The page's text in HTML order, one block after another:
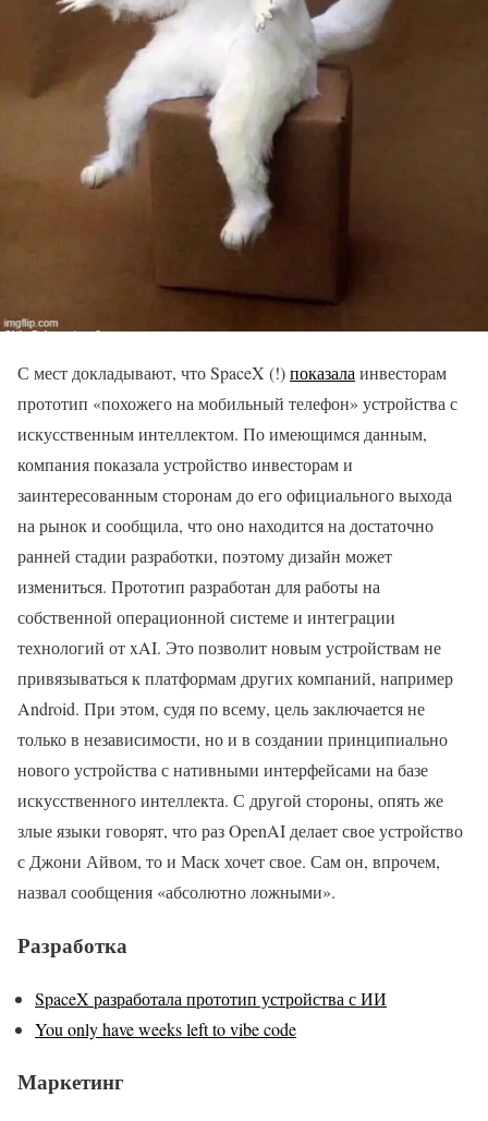
С мест докладывают, что SpaceX (!)показала инвесторам
прототип «похожего на мобильный телефон» устройства с
искусственным интеллектом. По имеющимся данным,
компания показала устройство инвесторам и
заинтересованным сторонам до его официального выхода
на рынок и сообщила, что оно находится на достаточно
ранней стадии разработки, поэтому дизайн может
измениться. Прототип разработан для работы на
собственной операционной системе и интеграции
технологий от xAI. Это позволит новым устройствам не
привязываться к платформам других компаний, например
Android. При этом, судя по всему, цель заключается не
только в независимости, но и в создании принципиально
нового устройства с нативными интерфейсами на базе
искусственного интеллекта. С другой стороны, опять же
злые языки говорят, что раз OpenAI делает свое устройство
с Джони Айвом, то и Маск хочет свое. Сам он, впрочем,
назвал сообщения «абсолютно ложными».
Разработка
SpaceX разработала прототип устройства с ИИ
You only have weeks left to vibe code
Маркетинг